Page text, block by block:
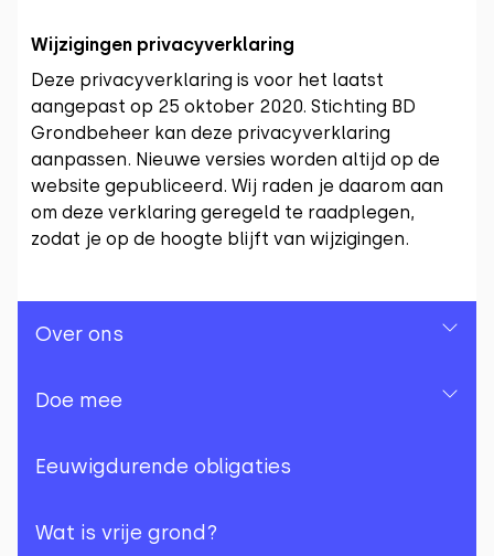
Wijzigingen privacyverklaring
Deze privacyverklaring is voor het laatst
aangepast op 25 oktober 2020. Stichting BD
Grondbeheer kan deze privacyverklaring
aanpassen. Nieuwe versies worden altijd op de
website gepubliceerd. Wij raden je daarom aan
om deze verklaring geregeld te raadplegen,
zodat je op de hoogte blijft van wijzigingen.
Over ons
Over ons
Ons team
Jaarrekeningen
Doe mee
Doe mee
Herhalende donatie
Eeuwigdurende obligaties
Wat is vrije grond?